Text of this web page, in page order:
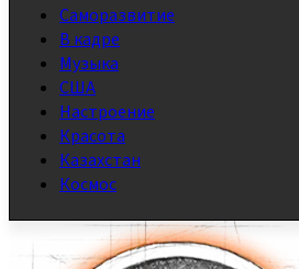
Саморазвитие
В кадре
Музыка
США
Настроение
Красота
Казахстан
Космос